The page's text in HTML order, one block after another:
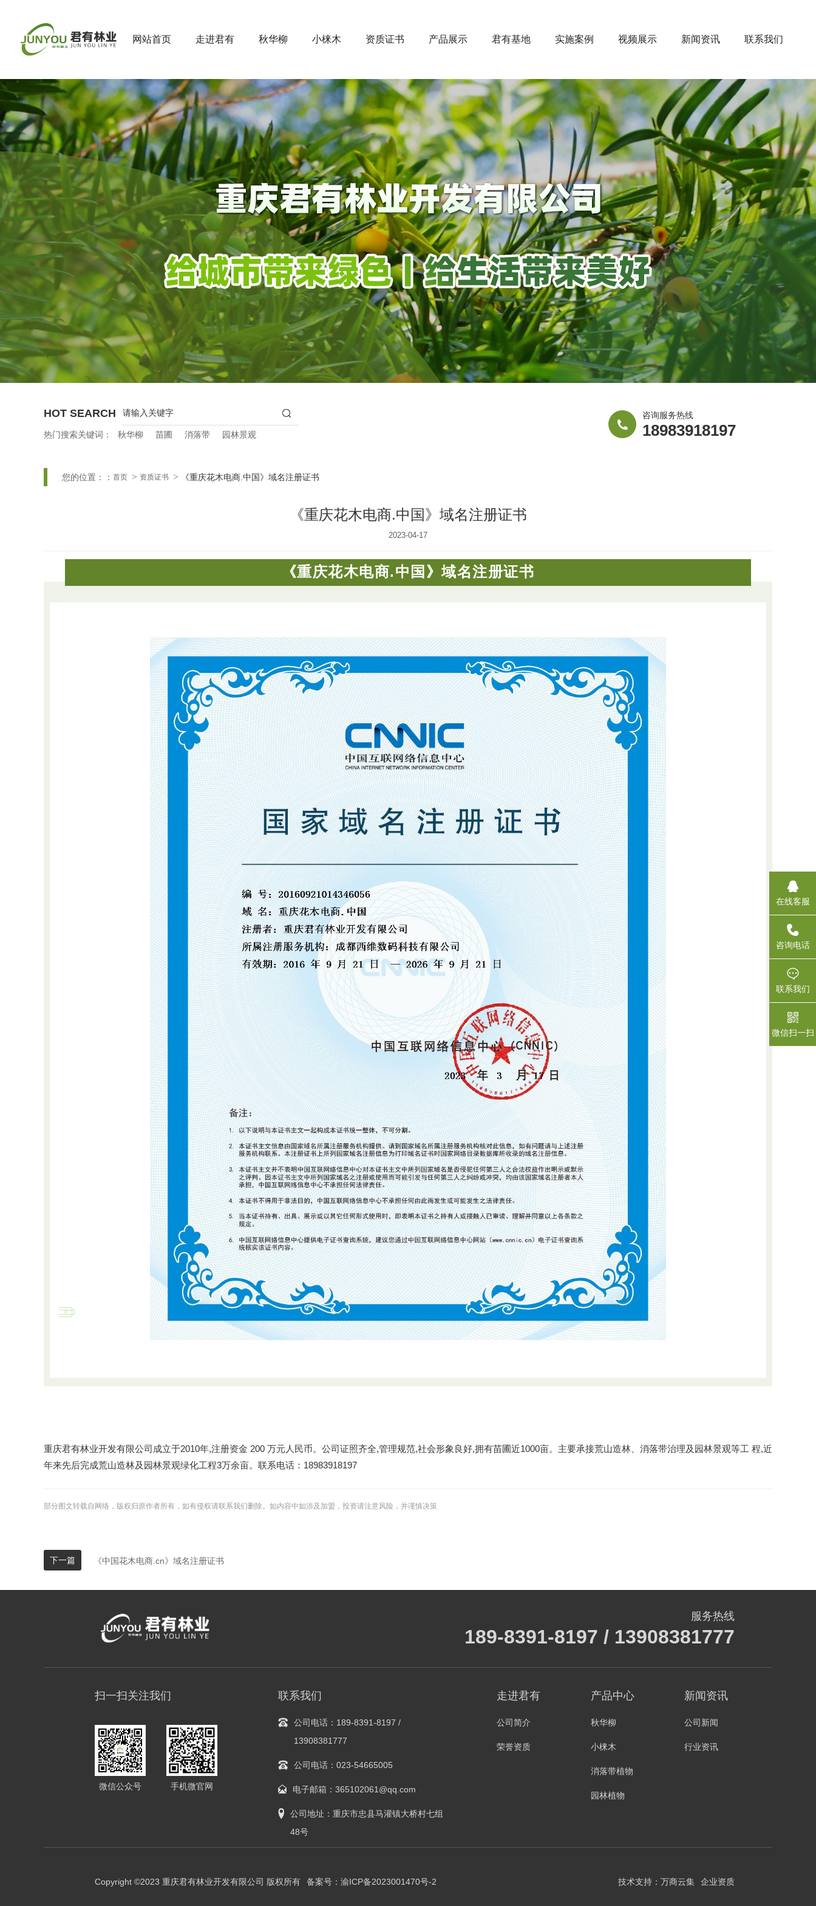
网站首页 走进君有 秋华柳 小梾木 资质证书 产品展示 君有基地 实施案例 视频展示 新闻资讯 联系我们
咨询服务热线
18983918197
HOT SEARCH
热门搜索关键词： 秋华柳 苗圃 消落带 园林景观
您的位置：： 首页 资质证书 《重庆花木电商.中国》域名注册证书
《重庆花木电商.中国》域名注册证书
2023-04-17
《重庆花木电商.中国》域名注册证书
重庆君有林业开发有限公司成立于2010年,注册资金 200 万元人民币。公司证照齐全,管理规范,社会形象良好,拥有苗圃近1000亩。主要承接荒山造林、消落带治理及园林景观等工 程,近
年来先后完成荒山造林及园林景观绿化工程3万余亩。联系电话：18983918197
部分图文转载自网络，版权归原作者所有，如有侵权请联系我们删除。如内容中如涉及加盟，投资请注意风险，并谨慎决策
下一篇 《中国花木电商.cn》域名注册证书
服务热线
189-8391-8197 / 13908381777
扫一扫关注我们
微信公众号 手机微官网
联系我们
公司电话：189-8391-8197 /
13908381777
公司电话：023-54665005
电子邮箱：365102061@qq.com
公司地址：重庆市忠县马灌镇大桥村七组
48号
走进君有
公司简介
荣誉资质
产品中心
秋华柳
小梾木
消落带植物
园林植物
新闻资讯
公司新闻
行业资讯
Copyright ©2023 重庆君有林业开发有限公司 版权所有 备案号：渝ICP备2023001470号-2 技术支持： 万商云集 企业资质
在线客服
_blank
咨询电话
联系我们
微信扫一扫